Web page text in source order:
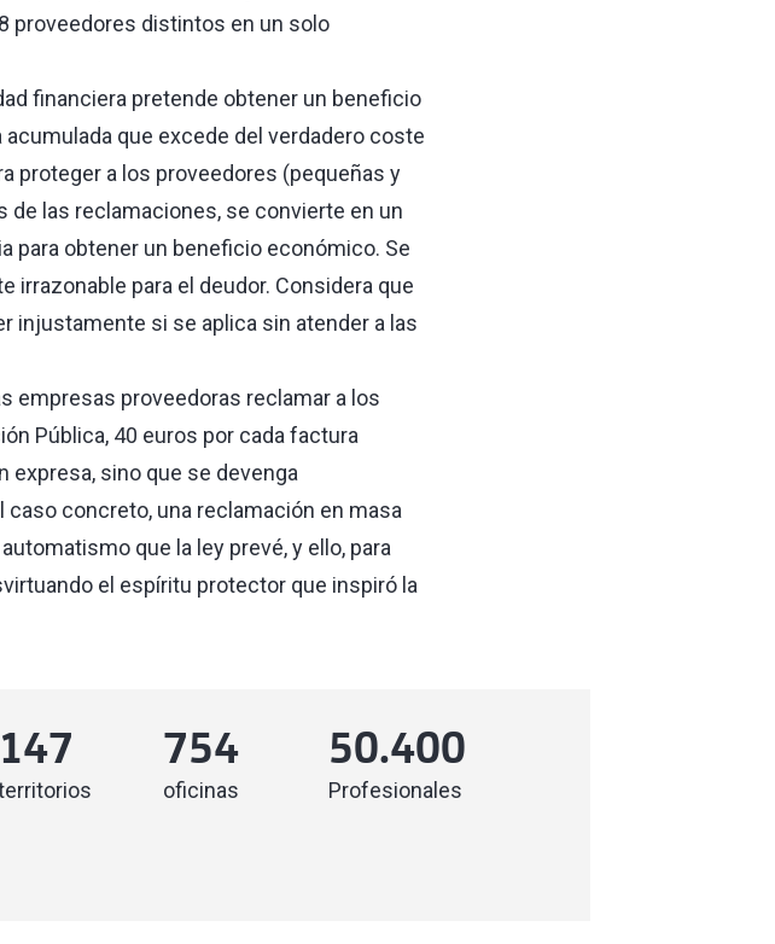
proveedores distintos en un solo
financiera pretende obtener un beneficio
que excede del verdadero coste
proteger a los proveedores (pequeñas y
las reclamaciones, se convierte en un
para obtener un beneficio económico. Se
irrazonable para el deudor. Considera que
injustamente si se aplica sin atender a las
empresas proveedoras reclamar a los
Pública, 40 euros por cada factura
expresa, sino que se devenga
concreto, una reclamación en masa
que la ley prevé, y ello, para
el espíritu protector que inspiró la
147 754
oficinas
50.400
Profesionales